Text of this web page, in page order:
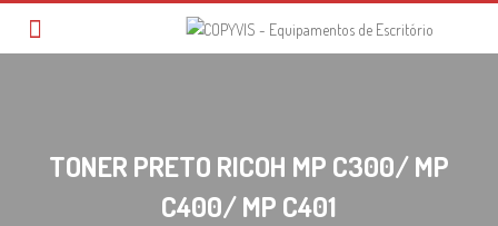
TONER PRETO RICOH MP C300/ MP
C400/ MP C401